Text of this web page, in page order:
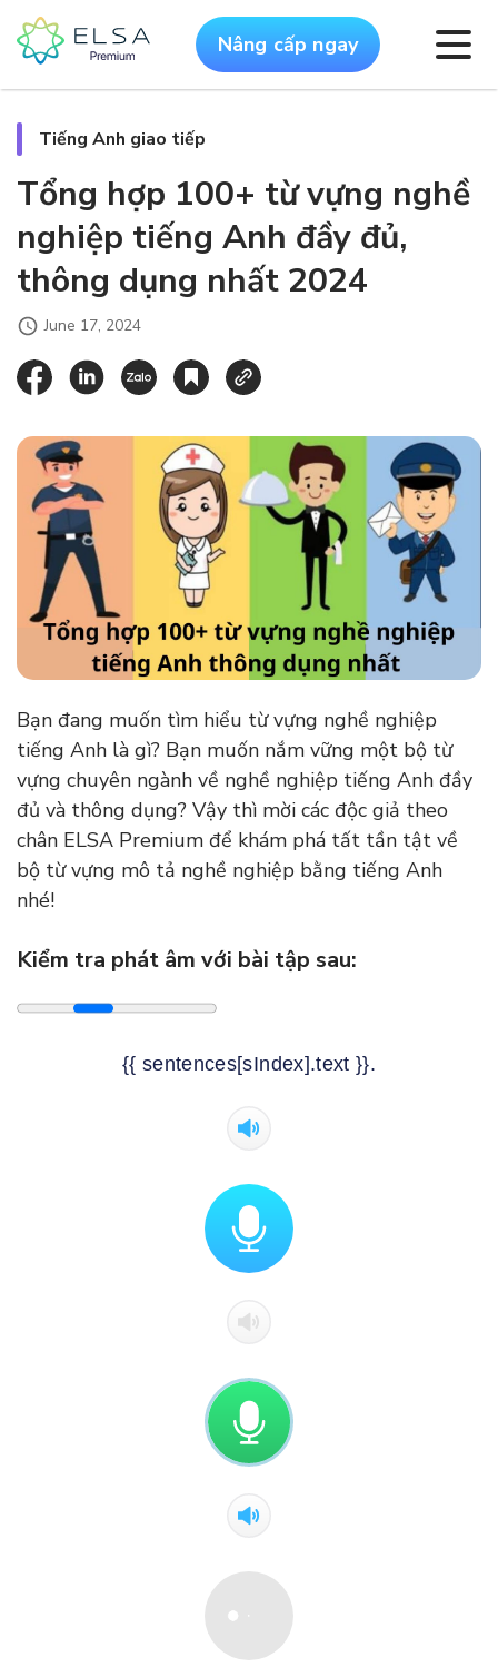
Nâng cấp ngay
Tiếng Anh giao tiếp
Tổng hợp 100+ từ vựng nghề
nghiệp tiếng Anh đầy đủ,
thông dụng nhất 2024
June 17, 2024
Bạn đang muốn tìm hiểu từ vựng nghề nghiệp
tiếng Anh là gì? Bạn muốn nắm vững một bộ từ
vựng chuyên ngành về nghề nghiệp tiếng Anh đầy
đủ và thông dụng? Vậy thì mời các độc giả theo
chân ELSA Premium để khám phá tất tần tật về
bộ từ vựng mô tả nghề nghiệp bằng tiếng Anh
nhé!
Kiểm tra phát âm với bài tập sau:
{{ sentences[sIndex].text }}.